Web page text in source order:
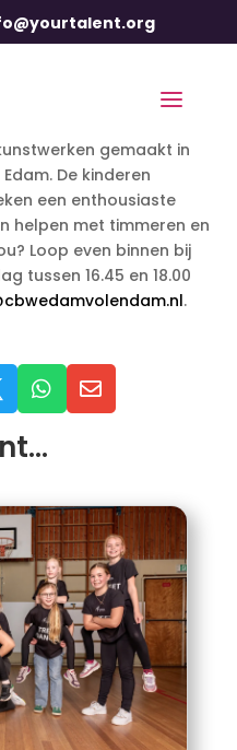
gemaakt in
De kinderen
een enthousiaste
helpen met timmeren en
Loop even binnen bij
tussen 16.45 en 18.00
.
 